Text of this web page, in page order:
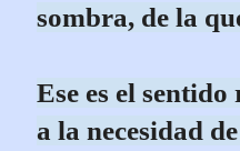
sombra, de la
Ese es el
a la necesidad